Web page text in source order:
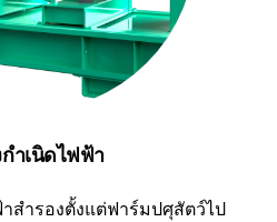
กำเนิดไฟฟ้า
สำรองตั้งแต่ฟาร์มปศุสัตว์ไป